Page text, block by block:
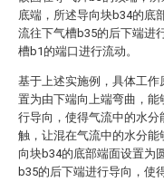
底端，所述导向块b34的底
流往下气槽b35的后下端进
槽b1的端口进行流动。
基于上述实施例，具体工
置为由下端向上端弯曲，
行导向，使得气流中的水
触，让混在气流中的水分
向块b34的底部端面设置为
b35的后下端进行导向，使